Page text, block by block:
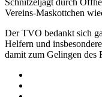
Schnitzeljagt durch
Vereins-Maskottchen
Der TVO bedankt sich
Helfern und
damit zum Gelingen des